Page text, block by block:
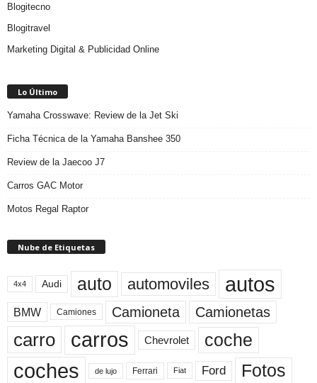
Blogitecno
Blogitravel
Marketing Digital & Publicidad Online
Lo Último
Yamaha Crosswave: Review de la Jet Ski
Ficha Técnica de la Yamaha Banshee 350
Review de la Jaecoo J7
Carros GAC Motor
Motos Regal Raptor
Nube de Etiquetas
4x4 Audi auto automoviles autos
BMW Camiones Camioneta Camionetas
carro carros Chevrolet coche
coches de lujo Ferrari Fiat Ford Fotos